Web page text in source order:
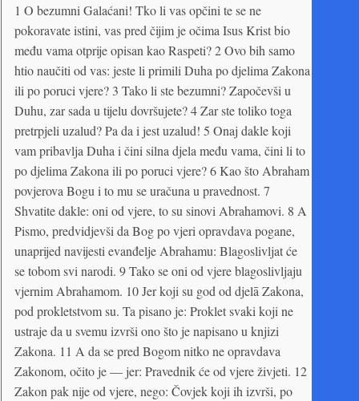
1 O bezumni Galaćani! Tko li vas opčini te se ne
pokoravate istini, vas pred čijim je očima Isus Krist bio
među vama otprije opisan kao Raspeti? 2 Ovo bih samo
htio naučiti od vas: jeste li primili Duha po djelima Zakona
ili po poruci vjere? 3 Tako li ste bezumni? Započevši u
Duhu, zar sada u tijelu dovršujete? 4 Zar ste toliko toga
pretrpjeli uzalud? Pa da i jest uzalud! 5 Onaj dakle koji
vam pribavlja Duha i čini silna djela među vama, čini li to
po djelima Zakona ili po poruci vjere? 6 Kao što Abraham
povjerova Bogu i to mu se uračuna u pravednost. 7
Shvatite dakle: oni od vjere, to su sinovi Abrahamovi. 8 A
Pismo, predvidjevši da Bog po vjeri opravdava pogane,
unaprijed navijesti evanđelje Abrahamu: Blagoslivljat će
se tobom svi narodi. 9 Tako se oni od vjere blagoslivljaju
vjernim Abrahamom. 10 Jer koji su god od djelā Zakona,
pod prokletstvom su. Ta pisano je: Proklet svaki koji ne
ustraje da u svemu izvrši ono što je napisano u knjizi
Zakona. 11 A da se pred Bogom nitko ne opravdava
Zakonom, očito je — jer: Pravednik će od vjere živjeti. 12
Zakon pak nije od vjere, nego: Čovjek koji ih izvrši, po